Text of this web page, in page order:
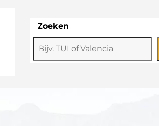
Zoeken